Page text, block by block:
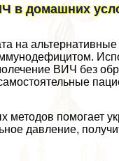
в домашних
на
ВИЧ без
методов помогает
давление,